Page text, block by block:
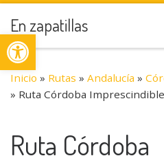
Abrir barra de
Saltar al contenido
En zapatillas
Inicio » Rutas » Andalucía »
» Ruta Córdoba Imprescindible
Ruta Córdoba